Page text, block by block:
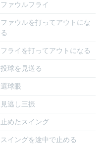
ファウルフライ
ファウルを打ってアウトにな
る
フライを打ってアウトになる
投球を見送る
選球眼
見逃し三振
止めたスイング
スイングを途中で止める